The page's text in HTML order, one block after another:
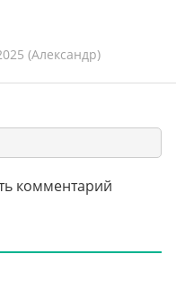
(Александр)
комментарий